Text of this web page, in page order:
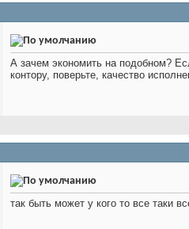
А зачем экономить на подобном?
контору, поверьте, качество
так быть может у кого то все таки